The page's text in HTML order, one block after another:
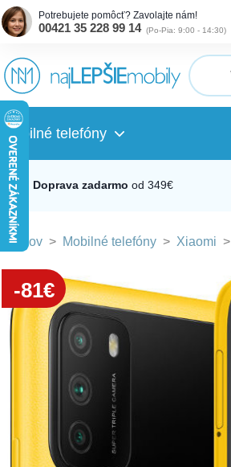
Potrebujete pomôcť? Zavolajte nám!
00421 35 228 99 14 (Po-Pia: 9:00 - 14:30)
Mobilné telefóny
Doprava zadarmo od 349€
Domov > Mobilné telefóny > Xiaomi >
-81€